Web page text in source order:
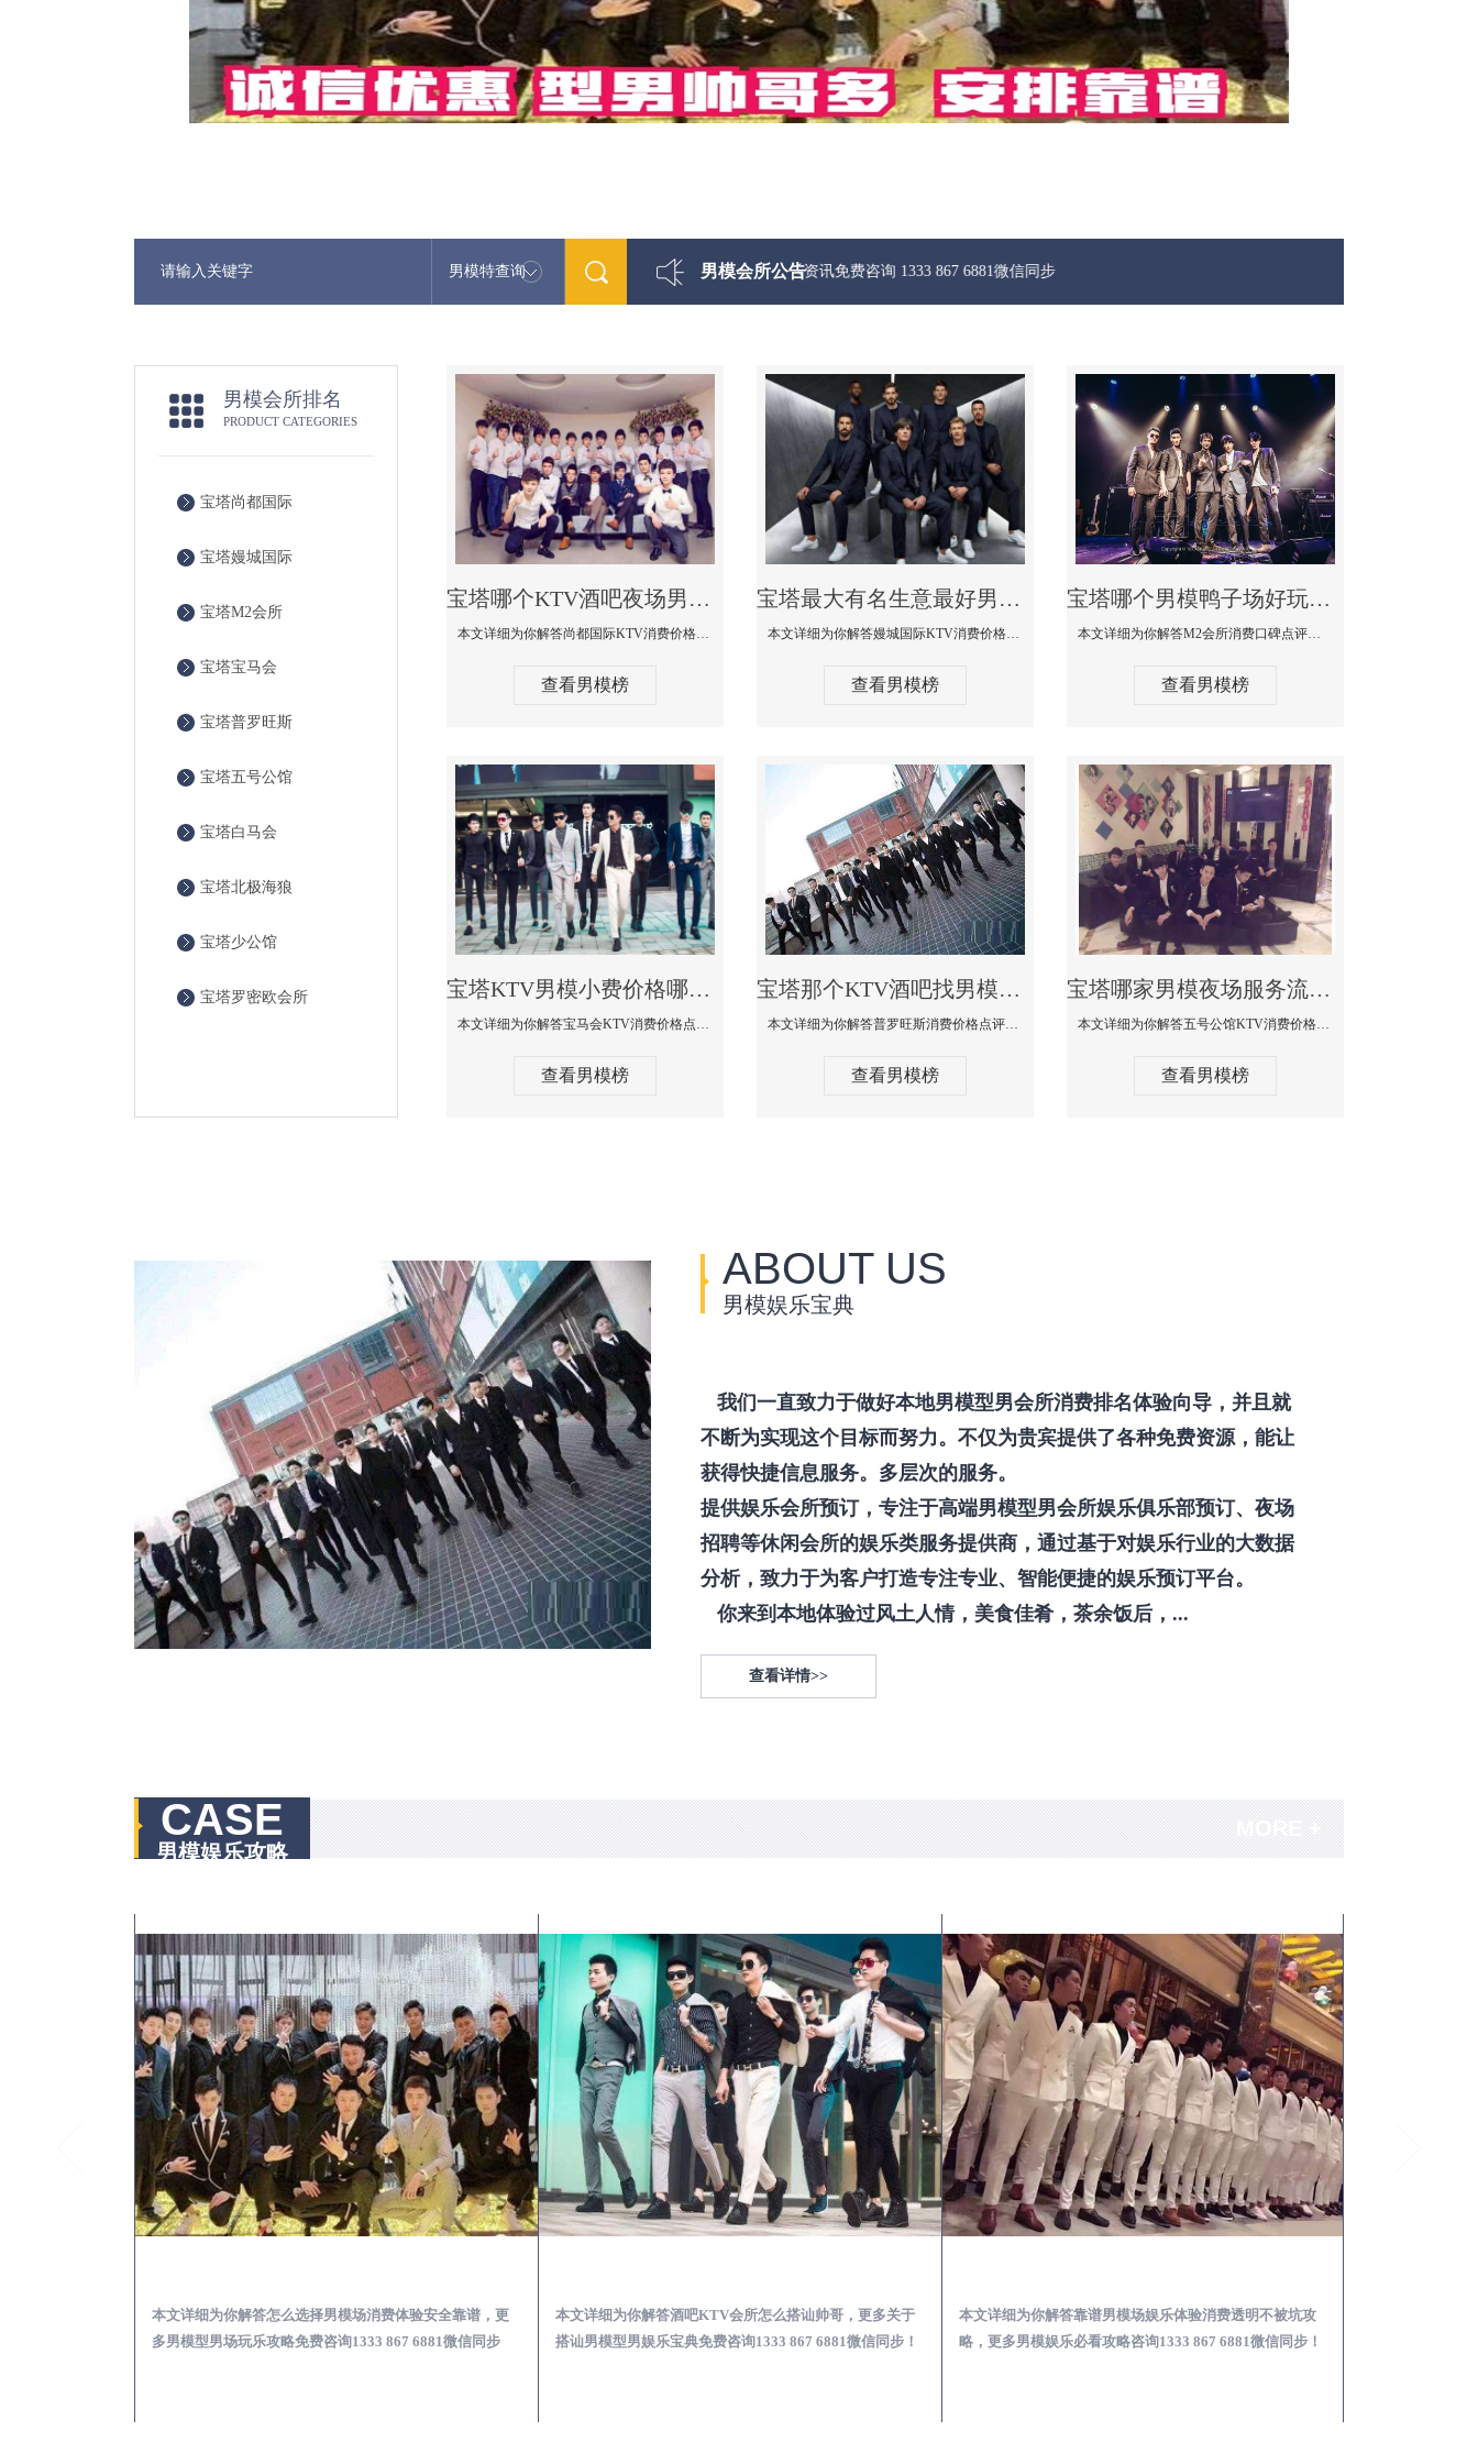
男模特查询 男模会所公告
最新男模娱乐资讯免费咨询 1333 867 6881微信同步
男模会所排名
PRODUCT CATEGORIES
宝塔尚都国际
宝塔嫚城国际
宝塔M2会所
宝塔宝马会
宝塔普罗旺斯
宝塔五号公馆
宝塔白马会
宝塔北极海狼
宝塔少公馆
宝塔罗密欧会所
宝塔哪个KTV酒吧夜场男模公关型男最帅-尚都国际KTV消费价格点评
本文详细为你解答尚都国际KTV消费价格点评，更多关于哪个KTV酒吧夜场男模公关型男最帅免费咨询1333 867 6881微信同步
查看男模榜
宝塔最大有名生意最好男模少爷场KTV体验-嫚城国际KTV消费价格点评
本文详细为你解答嫚城国际KTV消费价格口碑点评，更多关于最大有名生意最好男模少爷场KTV体验免费咨询1333 867 6881微信同步！
查看男模榜
宝塔哪个男模鸭子场好玩陪酒服务好-M2会所KTV消费口碑点评
本文详细为你解答M2会所消费口碑点评，更多关于哪个男模鸭子场好玩陪酒服务好免费咨询1333 867 6881微信同步！
查看男模榜
宝塔KTV男模小费价格哪家便宜-宝马会KTV消费口碑点评
本文详细为你解答宝马会KTV消费价格点评，更多关于KTV男模小费价格哪家便宜免费咨询1333 867 6881微信同步！
查看男模榜
宝塔那个KTV酒吧找男模帅哥男妓多-普罗旺斯KTV真实口碑点评
本文详细为你解答普罗旺斯消费价格点评，更多关于那个KTV酒吧找男模帅哥最多免费咨询1333 867 6881微信同步！
查看男模榜
宝塔哪家男模夜场服务流程全面-五号公馆KTV消费价格点评
本文详细为你解答五号公馆KTV消费价格，更多关于哪家男模夜场服务流程全面免费咨询1333 867 6881微信同步！
查看男模榜
ABOUT US
男模娱乐宝典
我们一直致力于做好本地男模型男会所消费排名体验向导，并且就
不断为实现这个目标而努力。不仅为贵宾提供了各种免费资源，能让
获得快捷信息服务。多层次的服务。
提供娱乐会所预订，专注于高端男模型男会所娱乐俱乐部预订、夜场
招聘等休闲会所的娱乐类服务提供商，通过基于对娱乐行业的大数据
分析，致力于为客户打造专注专业、智能便捷的娱乐预订平台。
你来到本地体验过风土人情，美食佳肴，茶余饭后，...
查看详情>>
CASE
男模娱乐攻略
本文详细为你解答怎么选择男模场消费体验安全靠谱，更
多男模型男场玩乐攻略免费咨询1333 867 6881微信同步
本文详细为你解答酒吧KTV会所怎么搭讪帅哥，更多关于
搭讪男模型男娱乐宝典免费咨询1333 867 6881微信同步！
本文详细为你解答靠谱男模场娱乐体验消费透明不被坑攻
略，更多男模娱乐必看攻略咨询1333 867 6881微信同步！